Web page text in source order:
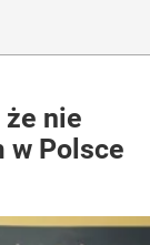
że nie
w Polsce